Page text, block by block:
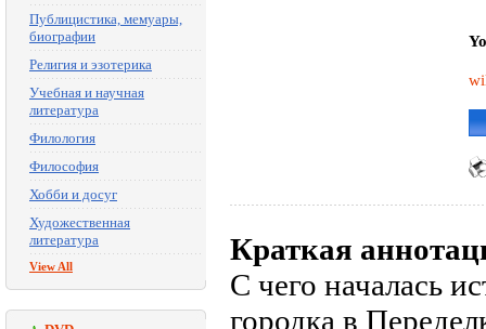
Публицистика, мемуары,
биографии
Религия и эзотерика
Учебная и научная
литература
Филология
Философия
Хобби и досуг
Художественная
литература
View All
Краткая
С чего началась
городка в